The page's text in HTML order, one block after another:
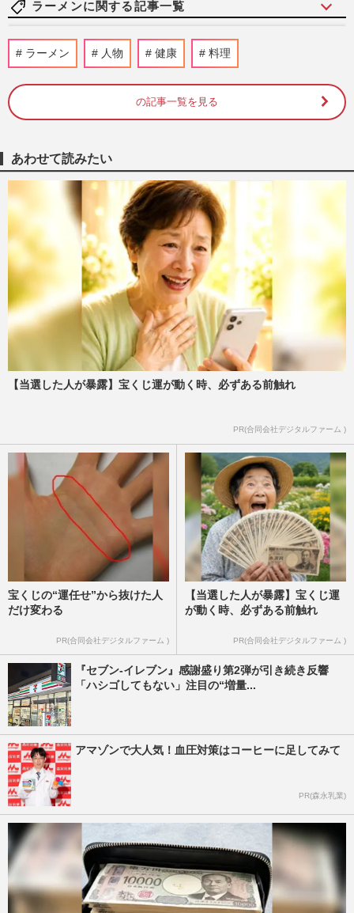
ラーメンに関する記事一覧
《ラーメン店と焼き肉店の倒産が過去最
多》物価高だけではない、同じ”最多”でも
週刊女性2026年8月11日号 2026/8/3
CMで『城本クリニック』衝撃オマージ
ュ、本家もノリノリ有言実行のミ…
週刊女性PRIME
《50代から飲酒リスクが上昇》閉経後の過
度な飲酒に注意！専門医が指南する病気に
ならない肝臓の守り方
週刊女性2026年6月2日号 2026/5/31
85歳・日高屋創業者の神田正さん「人を集
めるのは永遠の課題」“深夜営業”と“駅前
出店”にこだわったワケ
週刊女性2026年6月2日号 2026/5/24
《ナフサ不足》国民食ラーメンの“袋麺”供
が答えた意外な現状と“…
週刊女性PRIME 2026/5/18
ラーメン 人物 健康 料理
の記事一覧を見る
あわせて読みたい
【当選した人が暴露】宝くじ運が動く時、必ずある前触れ
PR(合同会社デジタルファーム )
宝くじの“運任せ”から抜けた人
だけ変わる
PR(合同会社デジタルファーム )
【当選した人が暴露】宝くじ運
が動く時、必ずある前触れ
PR(合同会社デジタルファーム )
『セブン‐イレブン』感謝盛り第2弾が引き続き反響
「ハシゴしてもない」注目の“増量...
アマゾンで大人気！血圧対策はコーヒーに足してみて
PR(森永乳業)